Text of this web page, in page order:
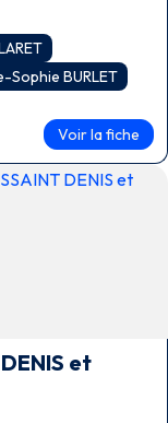
de
droit collaboratif
Sophie BURLET
Voir la fiche
et